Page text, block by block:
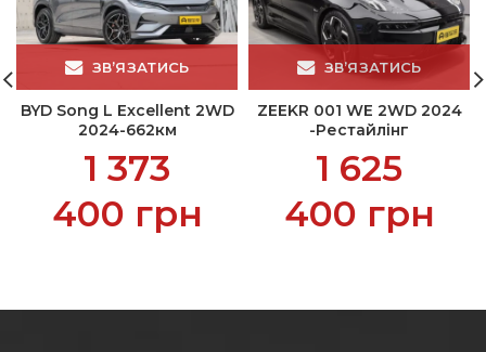
ЗВ’ЯЗАТИСЬ
BYD Song L Excellent 2WD
2024-662км
1 373
400 грн
ЗВ’ЯЗАТИСЬ
ZEEKR 001 WE 2WD 2024
-Рестайлінг
1 625
400 грн